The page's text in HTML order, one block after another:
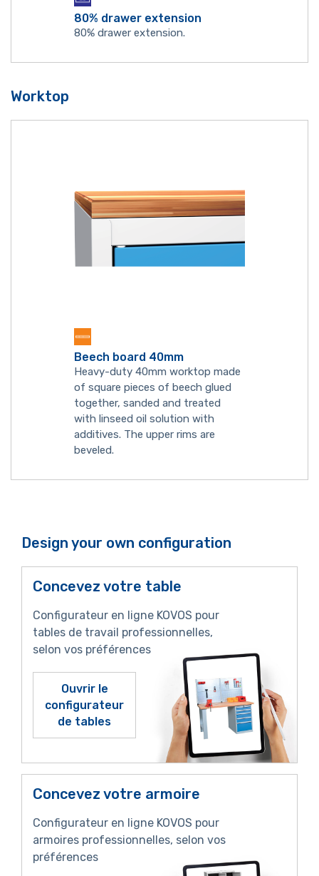
80% drawer extension
80% drawer extension.
Worktop
Beech board 40mm
Heavy-duty 40mm worktop made
of square pieces of beech glued
together, sanded and treated
with linseed oil solution with
additives. The upper rims are
beveled.
Design your own configuration
Concevez votre table
Configurateur en ligne KOVOS pour
tables de travail professionnelles,
selon vos préférences
Ouvrir le
configurateur
de tables
Concevez votre armoire
Configurateur en ligne KOVOS pour
armoires professionnelles, selon vos
préférences